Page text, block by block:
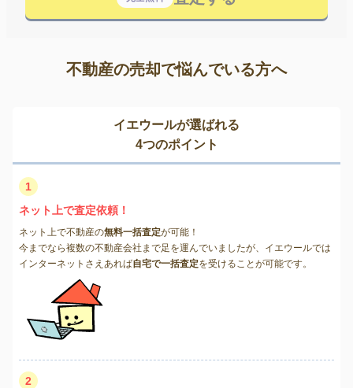
不動産の売却で悩んでいる方へ
イエウールが選ばれる
4つのポイント
1
ネット上で査定依頼！
ネット上で不動産の無料一括査定が可能！
今までなら複数の不動産会社まで足を運んでいましたが、イエウールでは
インターネットさえあれば自宅で一括査定を受けることが可能です。
2